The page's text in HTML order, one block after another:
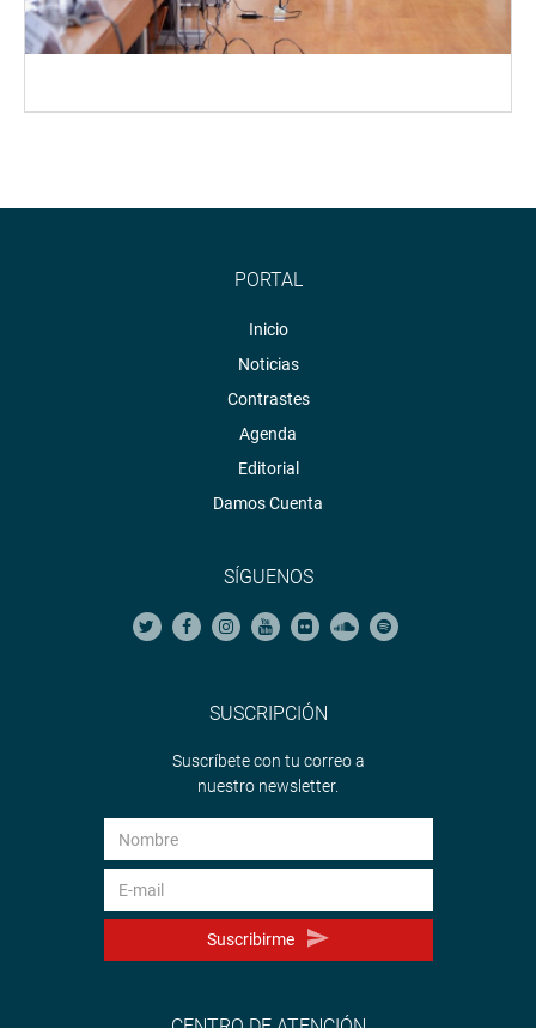
PORTAL
Inicio
Noticias
Contrastes
Agenda
Editorial
Damos Cuenta
SÍGUENOS
SUSCRIPCIÓN
Suscríbete con tu correo a
nuestro newsletter.
Suscribirme